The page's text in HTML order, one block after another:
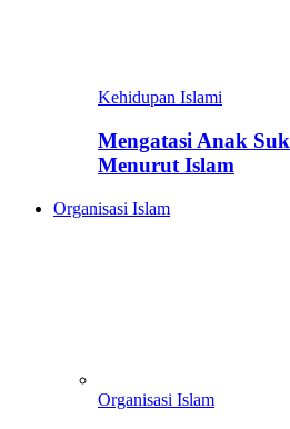
Kehidupan Islami
Mengatasi Anak
Menurut Islam
Organisasi Islam
Organisasi Islam